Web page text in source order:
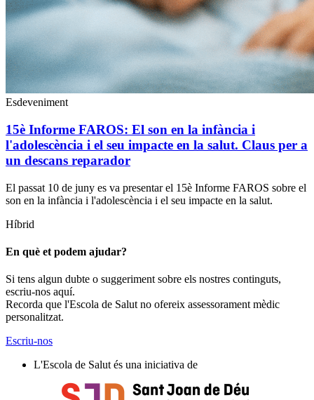
Esdeveniment
15è Informe FAROS: El son en la infància i
l'adolescència i el seu impacte en la salut. Claus per a
un descans reparador
El passat 10 de juny es va presentar el 15è Informe FAROS sobre el
son en la infància i l'adolescència i el seu impacte en la salut.
Híbrid
En què et podem ajudar?
Si tens algun dubte o suggeriment sobre els nostres continguts,
escriu-nos aquí.
Recorda que l'Escola de Salut no ofereix assessorament mèdic
personalitzat.
Escriu-nos
L'Escola de Salut és una iniciativa de